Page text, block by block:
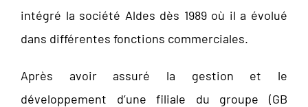
intégré la société Aldes dès 1989 où il a évolué
dans différentes fonctions commerciales.
Après avoir assuré la gestion et le
développement d’une filiale du groupe (GB